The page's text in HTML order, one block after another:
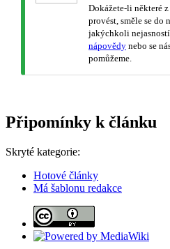
Dokážete-li některé
provést, směle se do
jakýchkoli
nápovědy nebo se
pomůžeme.
Připomínky k článku
Skryté kategorie:
Hotové články
Má šablonu redakce